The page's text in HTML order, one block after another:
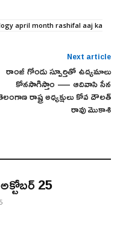
april month rashifal aaj ka
Next article
రాంజీ గోండు స్పూర్తితో ఉద్యమాలు
కోనసాగిస్తాం — ఆదివాసి సేన
రాష్ట్ర అధ్యక్షులు కోవ దౌలత్
రావు మొకాశి
25